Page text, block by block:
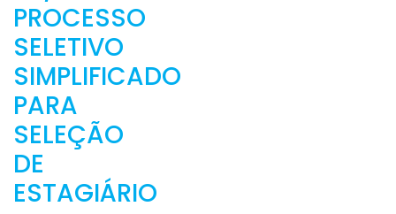
PROCESSO
SELETIVO
SIMPLIFICADO
PARA
SELEÇÃO
DE
ESTAGIÁRIO